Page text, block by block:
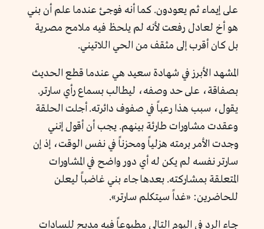
على إيماء ثم يعودون. كما أنه فوجئ عندما علم أن بني
هو أخ لعادل رفعت لأنه لم يلحظ فيه ملامح مصرية
بل كان أقرب إلى مثقف من الحي اللاتيني.
المشهد الأبرز في شهادة سعيد هي عندما قطع الحديث
بصفاقة، على حد وصفه، ليطالب بسماع رأي سارتر.
يقول، سبب هذا رعباً في صفوف دائرته. أجلت الحلقة
وعقدت مشاورات طارئة بينهم. يجب أن أقول إنني
وجدت الأمر برمته هزلياً ومحزناً في نفس الوقت، إذ إن
سارتر نفسه لم يكن له أي دور واضح في المشاورات
المتعلقة بمشاركته. بعدها جاء بني غاضباً ليعلن
للحاضرين: «غداً سيتكلم سارتر».
جاء الرد في اليوم التالي مطبوعاً فيه مديح للسادات